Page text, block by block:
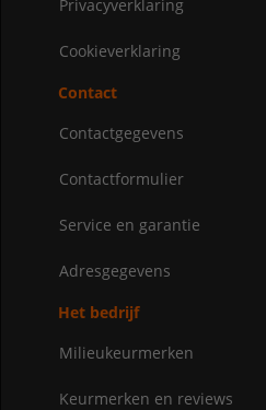
Privacyverklaring
Cookieverklaring
Contact
Contactgegevens
Contactformulier
Service en garantie
Adresgegevens
Het bedrijf
Milieukeurmerken
Keurmerken en reviews